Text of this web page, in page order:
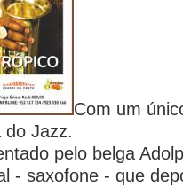
Com um
do Jazz.
pelo belga
- saxofone - que